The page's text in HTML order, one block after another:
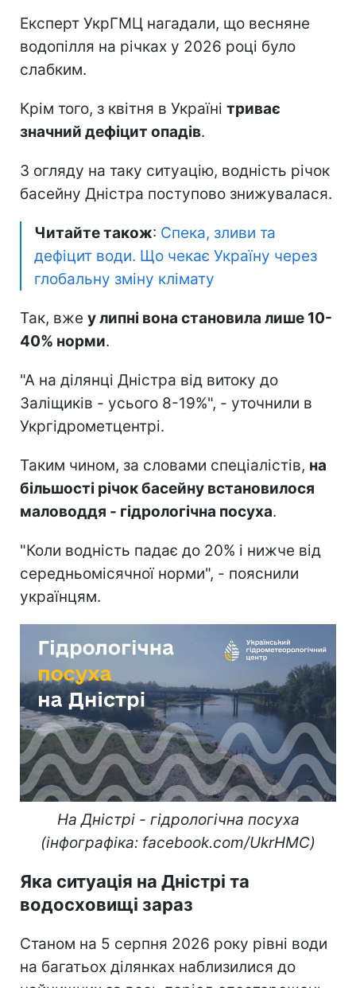
прогнозовану спекотну погоду в
серпні з дефіцитом опадів існує
ймовірність подальшого загострення
Чому і як знижувалась водність у
басейні Дністра
Експерт УкрГМЦ нагадали, що весняне
водопілля на річках у 2026 році було
слабким.
Крім того, з квітня в Україні
значний дефіцит опадів
З огляду на таку ситуацію, водність річок
басейну Дністра поступово знижувалася.
Читайте також: Спека, зливи та
дефіцит води. Що чекає Україну через
Так, вже у липні вона становила лише 10-
40% норми
"А на ділянці Дністра від витоку до
Заліщиків - усього 8-19%", - уточнили в
Укргідрометцентрі.
Таким чином, за словами спеціалістів, на
більшості річок басейну встановилося
маловоддя - гідрологічна посуха.
"Коли водність падає до 20% і нижче від
середньомісячної норми", - пояснили
українцям.